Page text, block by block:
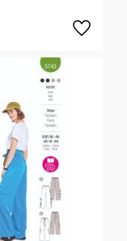
Lägg till